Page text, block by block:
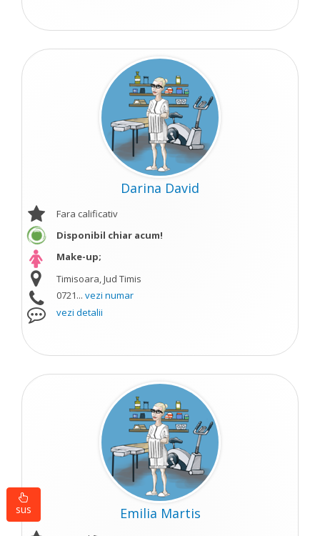
Darina David
Fara calificativ
Disponibil chiar acum!
Make-up;
Timisoara, Jud Timis
0721... vezi numar
vezi detalii
Emilia Martis
sus